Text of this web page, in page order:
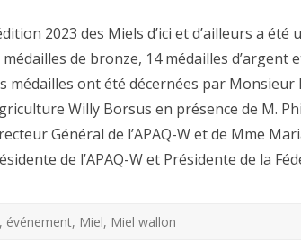
d’ici
et
d’ailleurs
2023
2023 des Miels d’ici et d’ailleurs a été
médailles de bronze, 14 médailles d’argent
médailles ont été décernées par Monsieur
Willy Borsus en présence de M.
Général de l’APAQ-W et de Mme
de l’APAQ-W et Présidente de la
, événement, Miel, Miel wallon